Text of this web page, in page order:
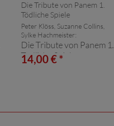
Peter Klöss, Suzanne Collins,
Sylke Hachmeister:
Die Tribute von Panem 1.
Tödliche Spiele
14,00 € *